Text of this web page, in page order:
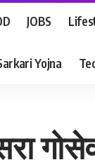
JOBS
Yojna